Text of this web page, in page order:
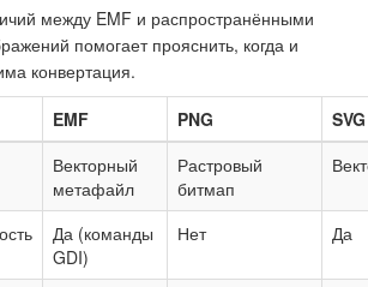
между EMF и распространёнными
помогает прояснить, когда и
конвертация.
EMF PNG
SVG
Векторный
метафайл
Растровый
битмап
Да (команды
GDI)
Нет Да